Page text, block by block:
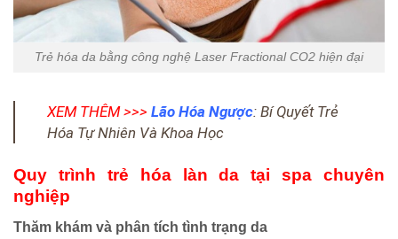
Trẻ hóa da bằng công nghệ Laser Fractional CO2 hiện đại
XEM THÊM >>> Lão Hóa Ngược: Bí Quyết Trẻ
Hóa Tự Nhiên Và Khoa Học
Quy trình trẻ hóa làn da tại spa chuyên
nghiệp
Thăm khám và phân tích tình trạng da